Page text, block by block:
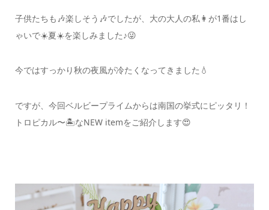
子供たちも🎶楽しそう🎶でしたが、 大の大人の私👩が1番はし
ゃいで☀️夏☀️を楽しみました♪😜
今ではすっかり秋の夜風が冷たくなってきました💧
ですが、今回ベルビープライムからは南国の挙式にピッタリ！
トロピカル〜🏝️なNEW itemをご紹介します😍